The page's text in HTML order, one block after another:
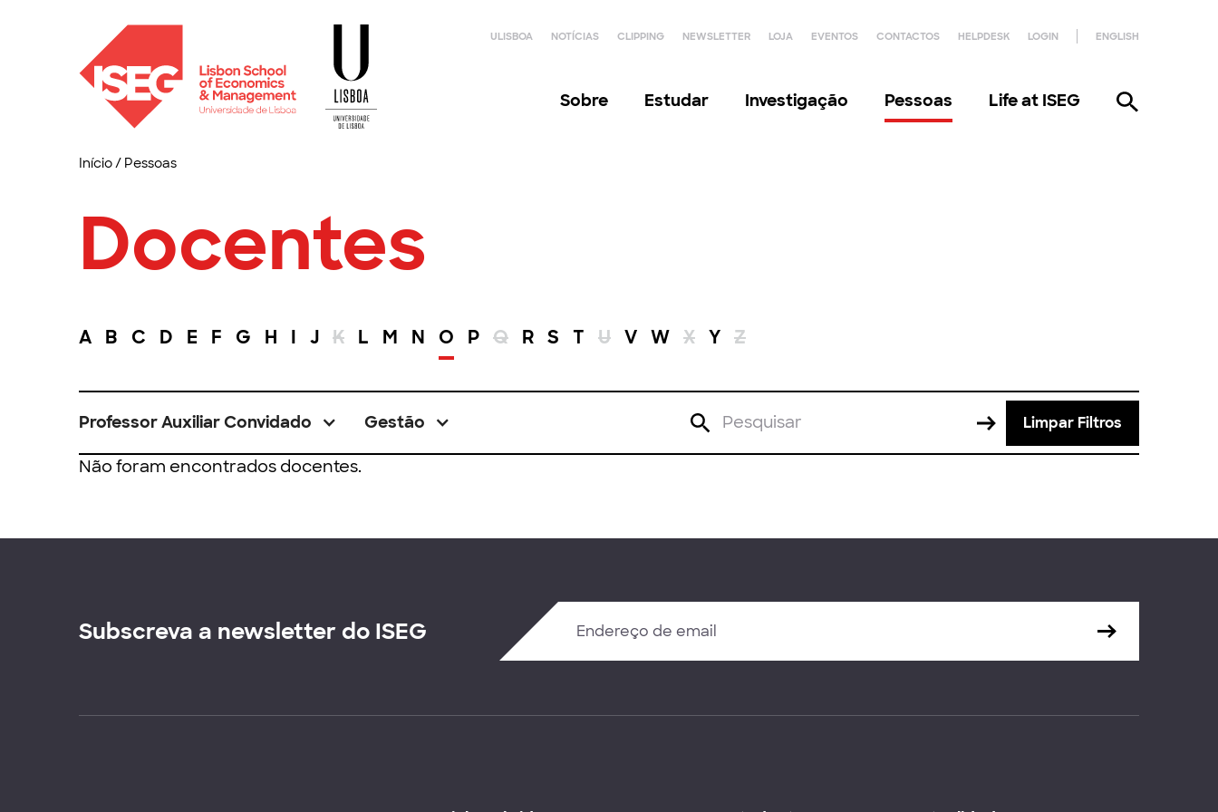
ULISBOA NOTÍCIAS CLIPPING NEWSLETTER LOJA EVENTOS CONTACTOS HELPDESK LOGIN ENGLISH
Sobre Estudar Investigação Pessoas Life at ISEG
Início/ Pessoas
Docentes
A B C D E F G H I J K L M N O P Q R S T U V W X Y Z
Professor Auxiliar Convidado Gestão Limpar Filtros
Não foram encontrados docentes.
Subscreva a newsletter do ISEG